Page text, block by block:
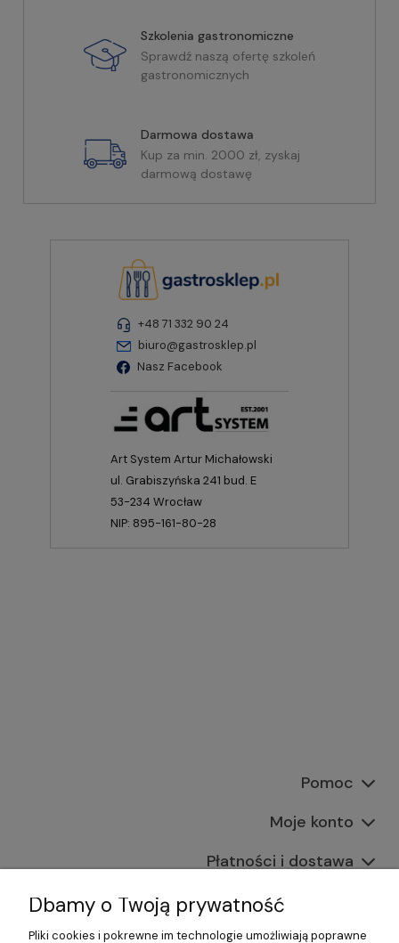
Szkolenia gastronomiczne
Sprawdź naszą ofertę szkoleń
gastronomicznych
Darmowa dostawa
Kup za min. 2000 zł, zyskaj
darmową dostawę
+48 71 332 90 24
biuro@gastrosklep.pl
Nasz Facebook
Art System Artur Michałowski
ul. Grabiszyńska 241 bud. E
53-234 Wrocław
NIP: 895-161-80-28
Pomoc
Moje konto
Płatności i dostawa
Informacje
Dbamy o Twoją prywatność
Pliki cookies i pokrewne im technologie umożliwiają poprawne